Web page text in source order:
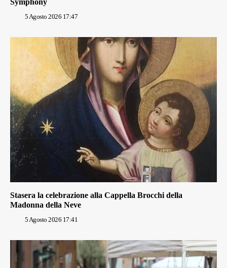
Symphony
5 Agosto 2026 17:47
Stasera la celebrazione alla Cappella Brocchi della
Madonna della Neve
5 Agosto 2026 17:41